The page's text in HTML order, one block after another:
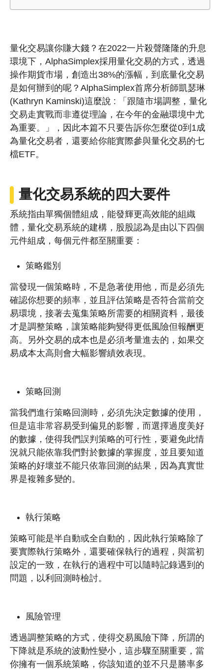
量化交易讓你賺大錢？在2022一片殺聲隆隆的升息
環境下，AlphaSimplex採用量化交易的方式，透過
操作期貨市場，創造出38%的漲幅，到底量化交易
是如何辦到的呢？AlphaSimplex首席分析師凱瑟琳
(Kathryn Kaminski)這麼說 : 「跟隨市場調整，量化
交易走實戰而非遵從理論，在今年的金融環境中尤
為重要。」，因此本篇不只要告訴你怎麼從0到1成
為量化交易者，還要給你能實際參與量化交易的七
檔ETF。
量化交易系統的四大要件
系統指由單獨個體組成，能發輝更高效能的組織
體，量化交易系統的建構，股股認為是由以下四個
元件組成，每個元件都至關重要：
策略鑑別
當發現一個策略時，不是急著使用他，而是必須先
確認你想要的頻率，並且評估策略是否符合當前交
易環境，接著去蒐集策略所需要的相關資料，最後
才是調整策略，讓策略能夠變得更低風險但報酬更
高。另外交易的成本也是必須考量進去的，如果交
易成本太高則會大幅影響績效表現。
策略回測
當我們進行策略回測時，必須先決定數據的使用，
但是這非常容易受到偏見的影響，而選擇過度美好
的數據，使得我們誤判策略的可行性，要避免此情
況就只能依靠我們對於數據的掌握度，並且要知道
策略的好壞並不能只依靠回測的結果，因為真實世
界是複雜多變的。
執行策略
策略可能是半自動或全自動的，因此執行策略除了
要實際執行策略外，還要確保執行的過程，與當初
設定的一致，在執行的過程中可以隨時記錄遇到的
問題，以利回測時檢討。
風險管理
透過調整策略的方式，使得交易風險下降，所謂的
下降就是系統的波動性變小，這步驟至關重要，當
你擁有一個系統策略，你該知道的並不只是勝率多